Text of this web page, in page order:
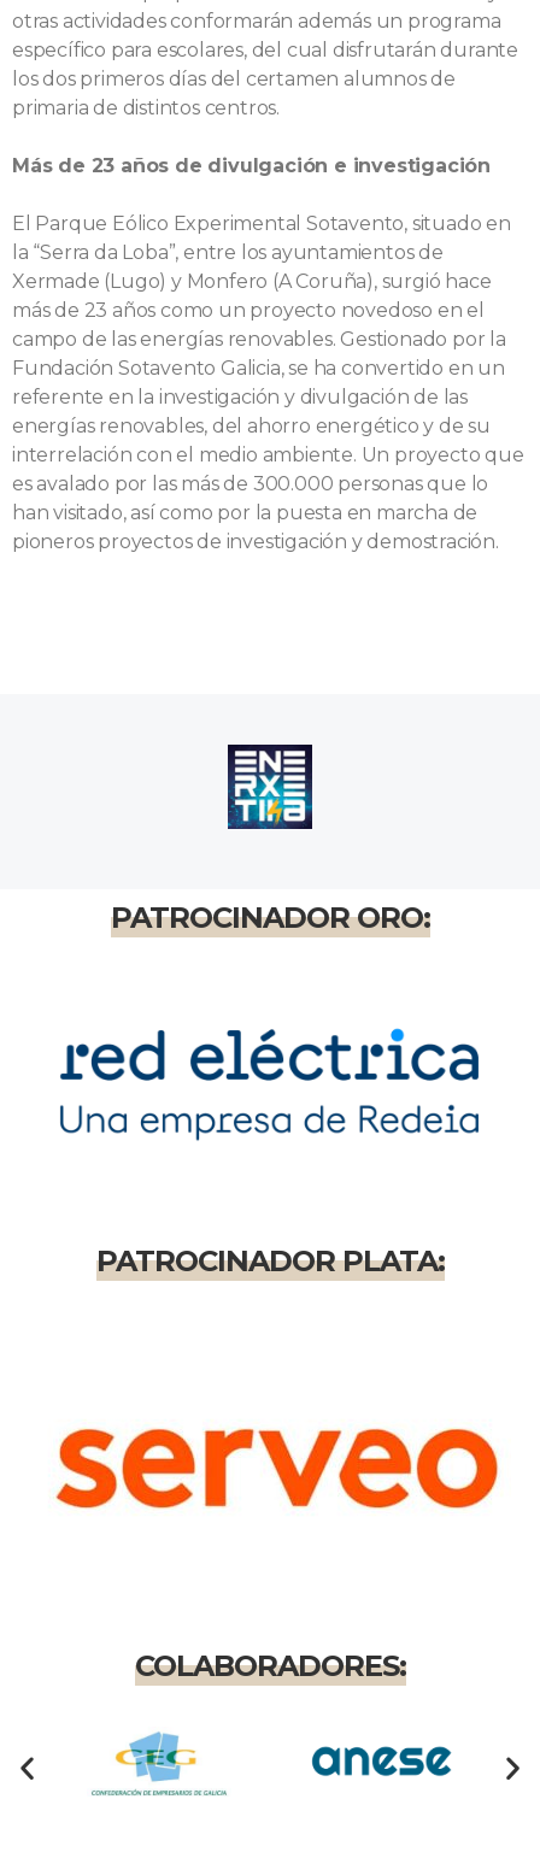
otras actividades conformarán además un programa
específico para escolares, del cual disfrutarán durante
los dos primeros días del certamen alumnos de
primaria de distintos centros.
Más de 23 años de divulgación e investigación
El Parque Eólico Experimental Sotavento, situado en
la “Serra da Loba”, entre los ayuntamientos de
Xermade (Lugo) y Monfero (A Coruña), surgió hace
más de 23 años como un proyecto novedoso en el
campo de las energías renovables. Gestionado por la
Fundación Sotavento Galicia, se ha convertido en un
referente en la investigación y divulgación de las
energías renovables, del ahorro energético y de su
interrelación con el medio ambiente. Un proyecto que
es avalado por las más de 300.000 personas que lo
han visitado, así como por la puesta en marcha de
pioneros proyectos de investigación y demostración.
PATROCINADOR ORO:
PATROCINADOR PLATA:
COLABORADORES: